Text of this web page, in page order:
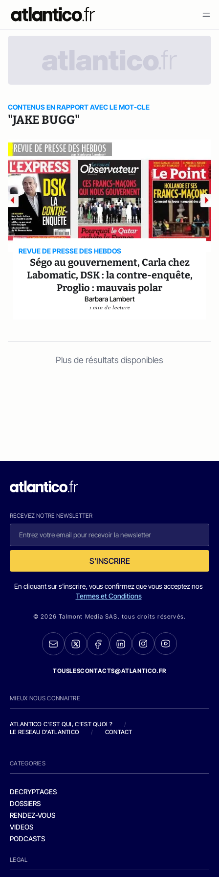
CONTENUS EN RAPPORT AVEC LE MOT-CLE
"JAKE BUGG"
REVUE DE PRESSE DES HEBDOS
Ségo au gouvernement, Carla chez
Labomatic, DSK : la contre-enquête,
Proglio : mauvais polar
Barbara Lambert
1 min de lecture
Plus de résultats disponibles
RECEVEZ NOTRE NEWSLETTER
S'INSCRIRE
En cliquant sur s'inscrire, vous confirmez que vous acceptez nos
Termes et Conditions
© 2026 Talmont Media SAS. tous droits réservés.
TOUSLESCONTACTS@ATLANTICO.FR
MIEUX NOUS CONNAITRE
ATLANTICO C'EST QUI, C'EST QUOI ?
/
LE RESEAU D'ATLANTICO
/ CONTACT
CATEGORIES
DECRYPTAGES
DOSSIERS
RENDEZ-VOUS
VIDEOS
PODCASTS
LEGAL